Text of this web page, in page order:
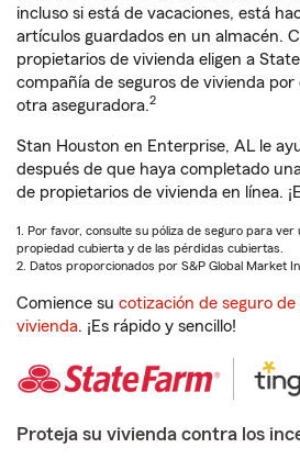
incluso si está de vacaciones, está
artículos guardados en un almacén.
propietarios de vivienda eligen a
compañía de seguros de vivienda
otra aseguradora.2
Stan Houston en Enterprise, AL le
después de que haya completado
de propietarios de vivienda en línea.
1. Por favor, consulte su póliza de seguro para ver
propiedad cubierta y de las pérdidas cubiertas.
2. Datos proporcionados por S&P Global Market
Comience su cotización de seguro
vivienda. ¡Es rápido y sencillo!
Proteja su vivienda contra los